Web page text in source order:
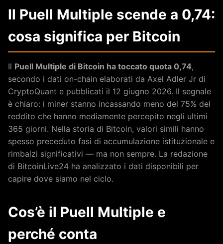
Il Puell Multiple scende a 0,74:
cosa significa per Bitcoin
Il Puell Multiple di Bitcoin ha toccato quota 0,74,
secondo i dati on-chain elaborati da Axel Adler Jr di
CryptoQuant e pubblicati il 12 giugno 2026. Il segnale
è chiaro: i miner stanno incassando meno del 75% del
reddito che hanno mediamente percepito negli ultimi
365 giorni. Nella storia di Bitcoin, valori simili hanno
spesso preceduto fasi di accumulazione istituzionale e
rimbalzi significativi — ma non sempre. La redazione
di BitcoinLive24 ha analizzato i dati disponibili per
capire dove siamo nel ciclo.
Cos’è il Puell Multiple e
perché conta